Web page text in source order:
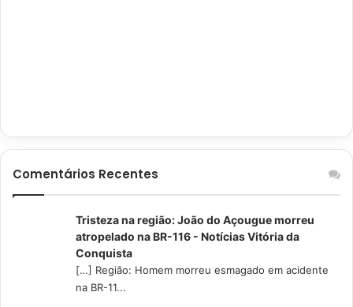
Comentários Recentes
Tristeza na região: João do Açougue morreu
atropelado na BR-116 - Notícias Vitória da
Conquista
[…] Região: Homem morreu esmagado em acidente
na BR-11...